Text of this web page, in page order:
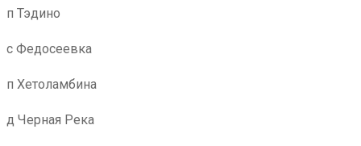
п Тэдино
с Федосеевка
п Хетоламбина
д Черная Река